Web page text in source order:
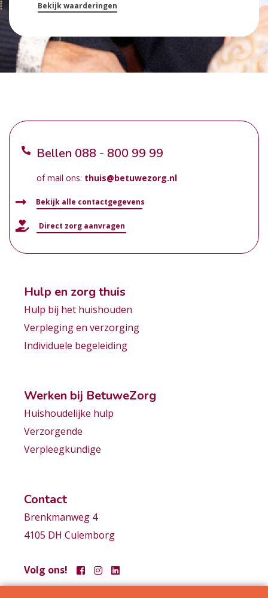
Bekijk waarderingen
Bellen 088 - 800 99 99
of mail ons: thuis@betuwezorg.nl
Bekijk alle contactgegevens
Direct zorg aanvragen
Hulp en zorg thuis
Hulp bij het huishouden
Verpleging en verzorging
Individuele begeleiding
Werken bij BetuweZorg
Huishoudelijke hulp
Verzorgende
Verpleegkundige
Contact
Brenkmanweg 4
4105 DH Culemborg
Volg ons!